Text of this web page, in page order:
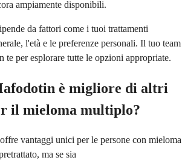
ampiamente disponibili.
da fattori come i tuoi trattamenti
l'età e le preferenze personali. Il tuo team
te per esplorare tutte le opzioni appropriate.
è migliore di altri
il mieloma multiplo?
vantaggi unici per le persone con mieloma
ma se sia